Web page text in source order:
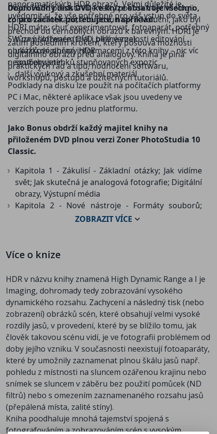
uvádí: HDRI představuje velký pokrok v technologii
zpracování obrazu, a to posun tak revoluční, jako byl
přechod od černobílých obrazů k barevným. HDRI je
zatím posledním krokem, který posouvá možnosti
digitálního obrazu před analogový. Kniha je plná
praktických rad a tipů, hodnocení softwaru,
workshopů, postupů a užitečných tutoriálů.
panoramatických HDR obrazů. Velmi důležité je
uvědomit si, že vše potřebné pro váš vstup do světa
HDRI máte: chuť experimentovat, fotoaparát, potřebný
SW na přiloženém DVD, běžné znalosti editování
obrázků doplněné informacemi z této knihy – nic víc
nepotřebujete!
Doprovodný disk DVD ke knize obsahuje všechno,
co pro začátek potřebujete, například:
různý software (trial i plné verze)
ukázkové obrazy HDR
soubory snímků stupňovaných expozic
další výukový a zkušební materiál
Podklady na disku lze použít na počítačích platformy
PC i Mac, některé aplikace však jsou uvedeny ve
verzích pouze pro jednu platformu.
Jako Bonus obdrží každý majitel knihy na
přiloženém DVD plnou verzi Zoner PhotoStudia 10
Classic.
Kapitola 1 - Zákulisí - Základní otázky; Jak vidíme
svět; Jak skutečná je analogová fotografie; Digitální
obrazy, Výstupní média
Kapitola 2 - Nové nástroje - Formáty souborů;
Porovnání formátů obrazů HDR, Software HDRI
Kapitola 4 - Mapování tónů - Techniky mapování
výtvarnou fotografii; Kreativní techniky mapování
tónů
Kapitola 5 - Zpracování obrazu HDR - Využití
úplného dynamického rozsahu; Efekty filtrují
efektivněji
Kapitola 6 - Panoramatické HDR obrazy -
Panoramatický žargon; Technika jednoho snímku;
Zrcadlová koule; Zachycení po částech; Skydome
(obloha); Srovnání
Kapitola 7 - Použití v počítačových obrazech -
Principy obrazů vytvořených počítačem; Studie
proveditelnosti; Pokročilé techniky nastavení;
Chytrá simulace osvětlení reálným prostředím;
Kreativnější aplikace
ZOBRAZITVÍCE
Více o knize
HDR v názvu knihy znamená High Dynamic Range a I je
Imaging, dohromady tedy zobrazování vysokého
dynamického rozsahu. Zachycení a následný tisk (nebo
zobrazení) obrázků scén, které obsahují velmi vysoké
rozdíly jasů, v provedení, které by se blížilo tomu, jak
člověk takovou scénu vidí, je ve fotografii problémem od
doby jejího vzniku. V současnosti neexistují fotoaparáty,
které by umožnily zaznamenat plnou škálu jasů např.
pohledu z místnosti na sluncem ozářenou krajinu nebo
snímek se sluncem v záběru bez použití pomůcek (ND
filtrů) nebo s omezením zaznamenaného rozsahu jasů
(přepálená místa, zalité stíny).
Kniha poodhaluje mnohá tajemství spojená s
fotografováním a zobrazováním scén s vysokým